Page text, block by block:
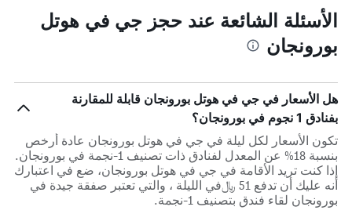
الأسئلة الشائعة عند حجز جي في هوتل
بورونجان
هل الأسعار في جي في هوتل بورونجان قابلة للمقارنة
بفنادق 1 نجوم في بورونجان؟
تكون الأسعار لكل ليلة في جي في هوتل بورونجان عادة أرخص
بنسبة 18% عن المعدل لفنادق ذات تصنيف 1-نجمة في بورونجان.
إذا كنت تريد الأقامة في جي في هوتل بورونجان، ضع في اعتبارك
أنه عليك أن تدفع 51 ﷼في الليلة ، والتي تعتبر صفقة جيدة في
بورونجان لقاء فندق بتصنيف 1-نجمة.